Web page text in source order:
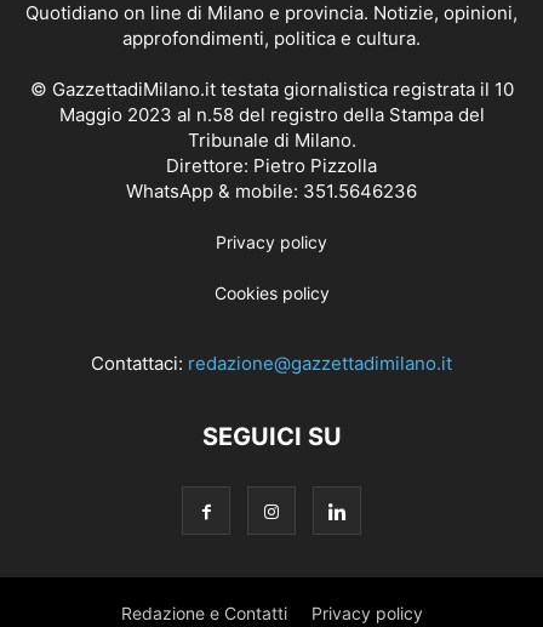
Quotidiano on line di Milano e provincia. Notizie, opinioni,
approfondimenti, politica e cultura.
© GazzettadiMilano.it testata giornalistica registrata il 10
Maggio 2023 al n.58 del registro della Stampa del
Tribunale di Milano.
Direttore: Pietro Pizzolla
WhatsApp & mobile: 351.5646236
Privacy policy
Cookies policy
Contattaci: redazione@gazzettadimilano.it
SEGUICI SU
Redazione e Contatti Privacy policy